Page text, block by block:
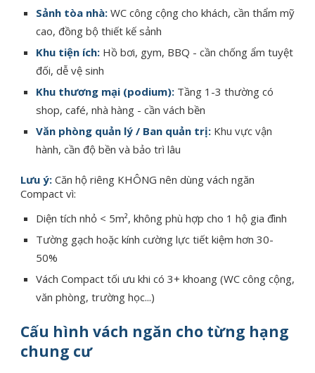
Sảnh tòa nhà: WC công cộng cho khách, cần thẩm mỹ
cao, đồng bộ thiết kế sảnh
Khu tiện ích: Hồ bơi, gym, BBQ - cần chống ẩm tuyệt
đối, dễ vệ sinh
Khu thương mại (podium): Tầng 1-3 thường có
shop, café, nhà hàng - cần vách bền
Văn phòng quản lý / Ban quản trị: Khu vực vận
hành, cần độ bền và bảo trì lâu
Lưu ý: Căn hộ riêng KHÔNG nên dùng vách ngăn
Compact vì:
Diện tích nhỏ < 5m², không phù hợp cho 1 hộ gia đình
Tường gạch hoặc kính cường lực tiết kiệm hơn 30-
50%
Vách Compact tối ưu khi có 3+ khoang (WC công cộng,
văn phòng, trường học...)
Cấu hình vách ngăn cho từng hạng
chung cư